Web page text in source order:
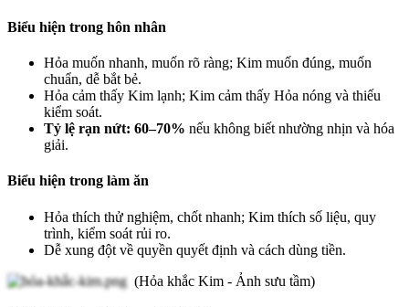
Biểu hiện trong hôn nhân
Hỏa muốn nhanh, muốn rõ ràng; Kim muốn đúng, muốn
chuẩn, dễ bắt bẻ.
Hỏa cảm thấy Kim lạnh; Kim cảm thấy Hỏa nóng và thiếu
kiểm soát.
Tỷ lệ rạn nứt: 60–70% nếu không biết nhường nhịn và hóa
giải.
Biểu hiện trong làm ăn
Hỏa thích thử nghiệm, chốt nhanh; Kim thích số liệu, quy
trình, kiểm soát rủi ro.
Dễ xung đột về quyền quyết định và cách dùng tiền.
(Hỏa khắc Kim - Ảnh sưu tầm)